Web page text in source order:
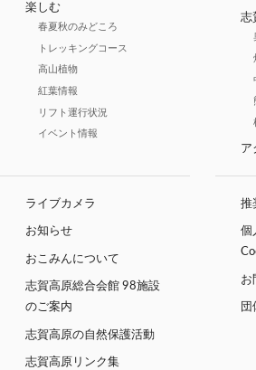
楽しむ
春夏秋のみどころ
トレッキングコース
高山植物
紅葉情報
リフト運行状況
イベント情報
志
ア
ライブカメラ
お知らせ
おこみんについて
志賀高原総合会館 98施設
のご案内
志賀高原の自然保護活動
志賀高原リンク集
推
個
お
団